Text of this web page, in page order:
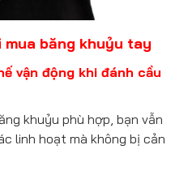
băng khuỷu tay
vận động khi đánh cầu
khuỷu phù hợp, bạn vẫn
linh hoạt mà không bị cản